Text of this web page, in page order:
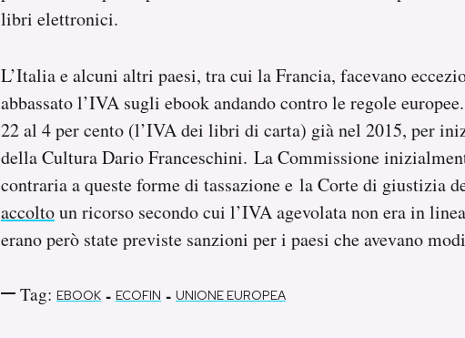
libri elettronici.
L’Italia e alcuni altri paesi, tra cui la Francia, facevano
abbassato l’IVA sugli ebook andando contro le regole
22 al 4 per cento (l’IVA dei libri di carta) già nel 2015, per
della Cultura Dario Franceschini. La Commissione
contraria a queste forme di tassazione e la Corte di giustizia
accoltoun ricorso secondo cui l’IVA agevolata non era in
erano però state previste sanzioni per i paesi che avevano
Tag: EBOOK - ECOFIN - UNIONE EUROPEA